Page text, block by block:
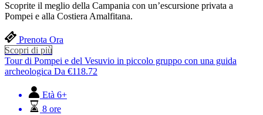
Scoprite il meglio della Campania con un’escursione privata a
Pompei e alla Costiera Amalfitana.
Prenota Ora
Scopri di più
Tour di Pompei e del Vesuvio in piccolo gruppo con una guida
archeologica Da €118.72
Età 6+
8 ore